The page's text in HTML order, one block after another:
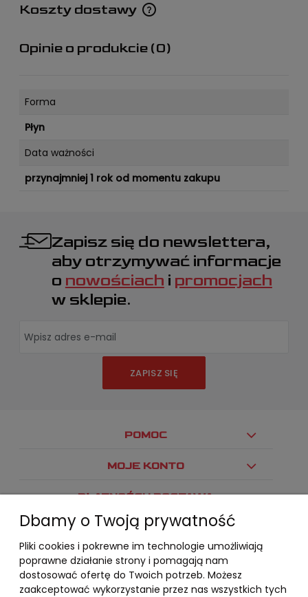
Koszty dostawy
Cena nie zawiera ewentualnych kosztów płatności
Opinie o produkcie (0)
Forma
Płyn
Data ważności
przynajmniej 1 rok od momentu zakupu
Zapisz się do newslettera,
aby otrzymywać informacje
o nowościach i promocjach
w sklepie.
ZAPISZ SIĘ
POMOC
MOJE KONTO
PŁATNOŚCI I DOSTAWA
INFORMACJE
O NAS
Dbamy o Twoją prywatność
Pliki cookies i pokrewne im technologie umożliwiają
poprawne działanie strony i pomagają nam
dostosować ofertę do Twoich potrzeb. Możesz
zaakceptować wykorzystanie przez nas wszystkich tych